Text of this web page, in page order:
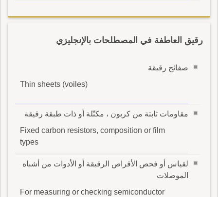
رقيق العاطفة في المصطلحات بالإنجليزي
صفائح رقيقة
Thin sheets (voiles)
مقاومات ثابتة من كربون ، مكتّلة أو ذات طبقة رقيقة
Fixed carbon resistors, composition or film
types
لقياس أو فحص الأقراص الرقيقة أو الأدوات من أشباه
الموصلات
For measuring or checking semiconductor